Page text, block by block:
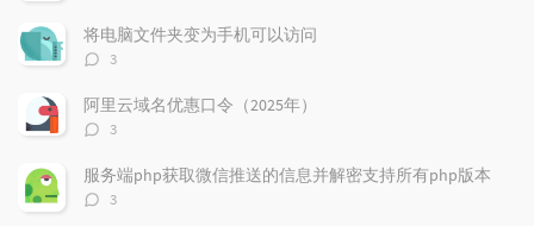
数：
将电脑文件夹变为手机可以访问
评
数：
3
阿里云域名优惠口令（2025年）
评
数：
3
服务端php获取微信推送的信息并解密支持所有php版本
评
3